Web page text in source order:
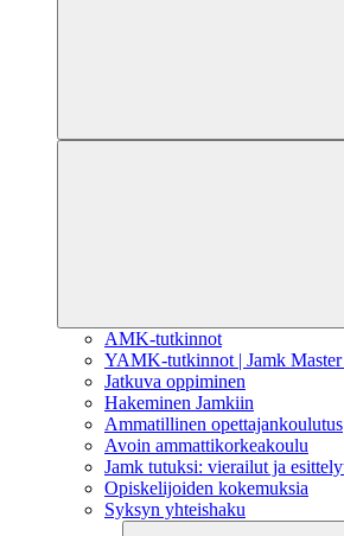
AMK-tutkinnot
YAMK-tutkinnot | Jamk Master
Jatkuva oppiminen
Hakeminen Jamkiin
Ammatillinen opettajankoulutus
Avoin ammattikorkeakoulu
Jamk tutuksi: vierailut ja
Opiskelijoiden kokemuksia
Syksyn yhteishaku